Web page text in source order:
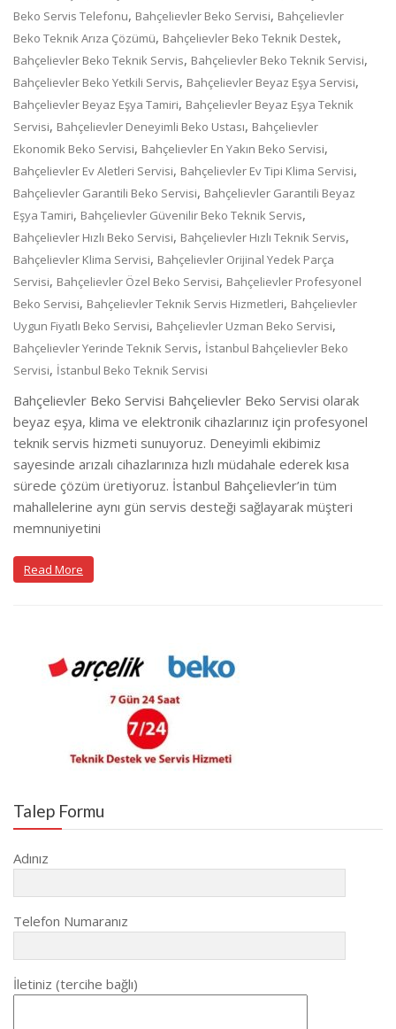
Beko Servis Telefonu, Bahçelievler Beko Servisi, Bahçelievler
Beko Teknik Arıza Çözümü, Bahçelievler Beko Teknik Destek,
Bahçelievler Beko Teknik Servis, Bahçelievler Beko Teknik Servisi,
Bahçelievler Beko Yetkili Servis, Bahçelievler Beyaz Eşya Servisi,
Bahçelievler Beyaz Eşya Tamiri, Bahçelievler Beyaz Eşya Teknik
Servisi, Bahçelievler Deneyimli Beko Ustası, Bahçelievler
Ekonomik Beko Servisi, Bahçelievler En Yakın Beko Servisi,
Bahçelievler Ev Aletleri Servisi, Bahçelievler Ev Tipi Klima Servisi,
Bahçelievler Garantili Beko Servisi, Bahçelievler Garantili Beyaz
Eşya Tamiri, Bahçelievler Güvenilir Beko Teknik Servis,
Bahçelievler Hızlı Beko Servisi, Bahçelievler Hızlı Teknik Servis,
Bahçelievler Klima Servisi, Bahçelievler Orijinal Yedek Parça
Servisi, Bahçelievler Özel Beko Servisi, Bahçelievler Profesyonel
Beko Servisi, Bahçelievler Teknik Servis Hizmetleri, Bahçelievler
Uygun Fiyatlı Beko Servisi, Bahçelievler Uzman Beko Servisi,
Bahçelievler Yerinde Teknik Servis, İstanbul Bahçelievler Beko
Servisi, İstanbul Beko Teknik Servisi
Bahçelievler Beko Servisi Bahçelievler Beko Servisi olarak
beyaz eşya, klima ve elektronik cihazlarınız için profesyonel
teknik servis hizmeti sunuyoruz. Deneyimli ekibimiz
sayesinde arızalı cihazlarınıza hızlı müdahale ederek kısa
sürede çözüm üretiyoruz. İstanbul Bahçelievler’in tüm
mahallelerine aynı gün servis desteği sağlayarak müşteri
memnuniyetini
Read More
Talep Formu
Adınız
Telefon Numaranız
İletiniz (tercihe bağlı)